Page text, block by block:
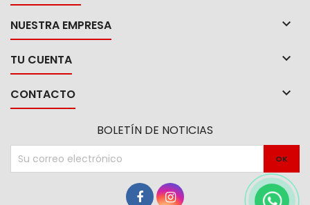
NUESTRA EMPRESA 
TU CUENTA 
CONTACTO 
BOLETÍN DE NOTICIAS